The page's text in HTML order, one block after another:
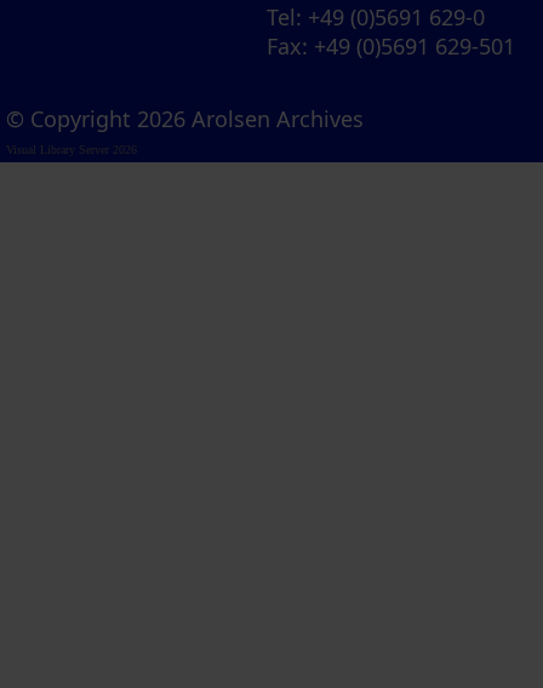
Tel: +49 (0)5691 629-0
Fax: +49 (0)5691 629-501
© Copyright 2026 Arolsen Archives
Visual Library Server 2026